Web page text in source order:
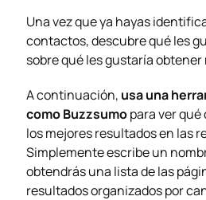
Una vez que ya hayas
contactos, descubre qué les
sobre qué les gustaría
A continuación, usa una
comoBuzzsumopara ver
los mejores resultados en las
Simplemente escribe un
obtendrás una lista de las
resultados organizados por